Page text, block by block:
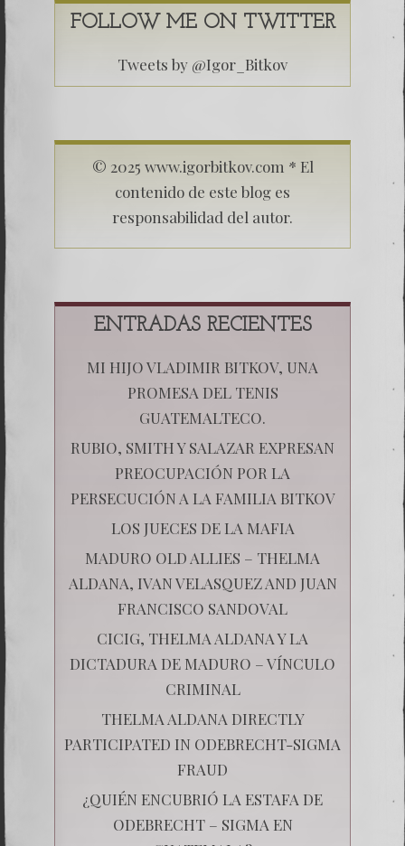
FOLLOW ME ON TWITTER
Tweets by @Igor_Bitkov
© 2025 www.igorbitkov.com * El
contenido de este blog es
responsabilidad del autor.
ENTRADAS RECIENTES
MI HIJO VLADIMIR BITKOV, UNA
PROMESA DEL TENIS
GUATEMALTECO.
RUBIO, SMITH Y SALAZAR EXPRESAN
PREOCUPACIÓN POR LA
PERSECUCIÓN A LA FAMILIA BITKOV
LOS JUECES DE LA MAFIA
MADURO OLD ALLIES – THELMA
ALDANA, IVAN VELASQUEZ AND JUAN
FRANCISCO SANDOVAL
CICIG, THELMA ALDANA Y LA
DICTADURA DE MADURO – VÍNCULO
CRIMINAL
THELMA ALDANA DIRECTLY
PARTICIPATED IN ODEBRECHT-SIGMA
FRAUD
¿QUIÉN ENCUBRIÓ LA ESTAFA DE
ODEBRECHT – SIGMA EN